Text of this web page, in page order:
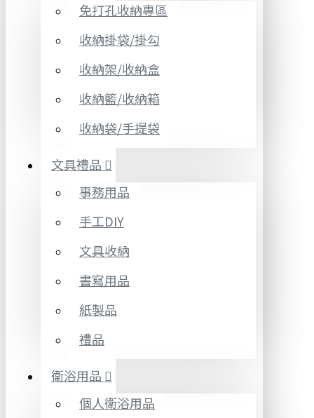
免打孔收納專區
收納掛袋/掛勾
收納架/收納盒
收納籃/收納箱
收納袋/手提袋
文具禮品
事務用品
手工DIY
文具收納
書寫用品
紙製品
禮品
衛浴用品
個人衛浴用品